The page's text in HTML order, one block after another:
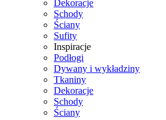
Dekoracje
Schody
Ściany
Sufity
Inspiracje
Podłogi
Dywany i wykładziny
Tkaniny
Dekoracje
Schody
Ściany